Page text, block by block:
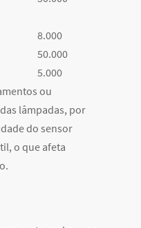
8.000
50.000
5.000
ou
lâmpadas, por
do sensor
o que afeta